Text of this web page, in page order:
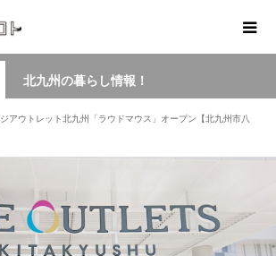
北九州の暮らし情報！
ジアウトレット北九州「ラウドマウス」オープン【北九州市八